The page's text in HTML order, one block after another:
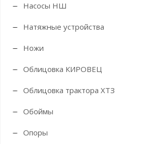
Насосы НШ
Натяжные устройства
Ножи
Облицовка КИРОВЕЦ
Облицовка трактора ХТЗ
Обоймы
Опоры